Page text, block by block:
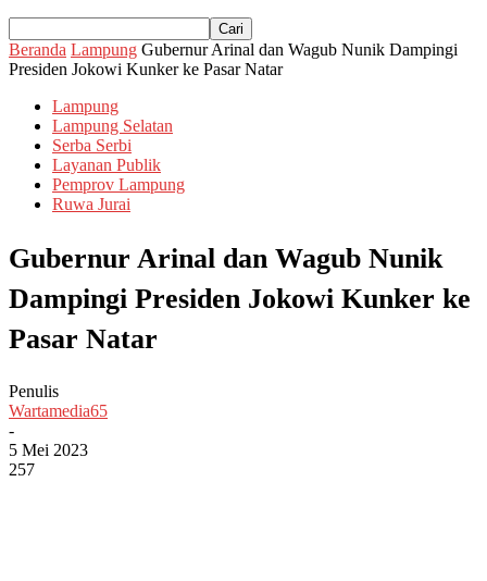
Beranda Lampung Gubernur Arinal dan Wagub Nunik Dampingi
Presiden Jokowi Kunker ke Pasar Natar
Lampung
Lampung Selatan
Serba Serbi
Layanan Publik
Pemprov Lampung
Ruwa Jurai
Gubernur Arinal dan Wagub Nunik
Dampingi Presiden Jokowi Kunker ke
Pasar Natar
Penulis
Wartamedia65
-
5 Mei 2023
257